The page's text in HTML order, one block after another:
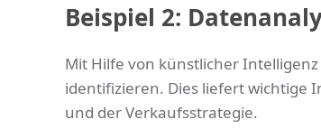
Beispiel 2:
Mit Hilfe von künstlicher
identifizieren. Dies liefert wichtige
und der Verkaufsstrategie.